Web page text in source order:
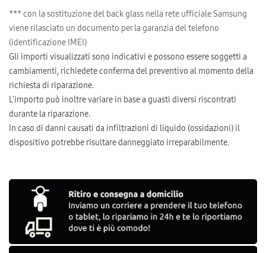
*** con la sostituzione del back glass nella rete ufficiale Samsung
viene rilasciato un documento per la garanzia del telefono
(identificazione IMEI)
Gli importi visualizzati sono indicativi e possono essere soggetti a
cambiamenti, richiedete conferma del preventivo al momento della
richiesta di riparazione.
L'importo può inoltre variare in base a guasti diversi riscontrati
durante la riparazione.
In caso di danni causati da infiltrazioni di liquido (ossidazioni) il
dispositivo potrebbe risultare danneggiato irreparabilmente.